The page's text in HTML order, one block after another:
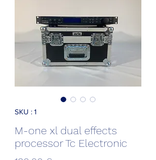
SKU : 1
M-one xl dual effects
processor Tc Electronic